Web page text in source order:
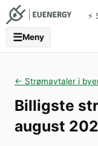
☰Meny
← Strømavtaler i
Billigste
august